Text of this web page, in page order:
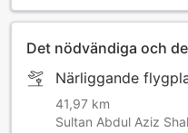
Det nödvändiga och
Närliggande
41,97 km
Sultan Abdul Aziz